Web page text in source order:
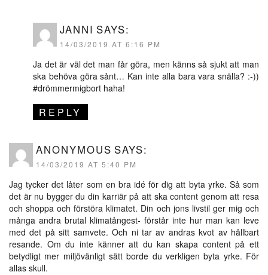
JANNI SAYS:
14/03/2019 AT 6:16 PM
Ja det är väl det man får göra, men känns så sjukt att man
ska behöva göra sånt… Kan inte alla bara vara snälla? :-))
#drömmermigbort haha!
REPLY
ANONYMOUS SAYS:
14/03/2019 AT 5:40 PM
Jag tycker det låter som en bra idé för dig att byta yrke. Så som
det är nu bygger du din karriär på att ska content genom att resa
och shoppa och förstöra klimatet. Din och jons livstil ger mig och
många andra brutal klimatångest- förstår inte hur man kan leve
med det på sitt samvete. Och ni tar av andras kvot av hållbart
resande. Om du inte känner att du kan skapa content på ett
betydligt mer miljövänligt sätt borde du verkligen byta yrke. För
allas skull.